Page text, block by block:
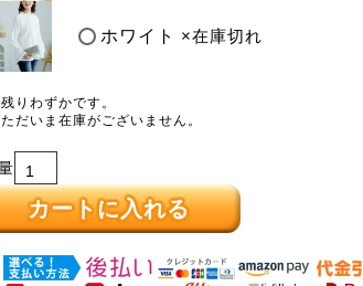
ホワイト ×在庫切れ
残りわずかです。
ただいま在庫がございません。
カートに入れる